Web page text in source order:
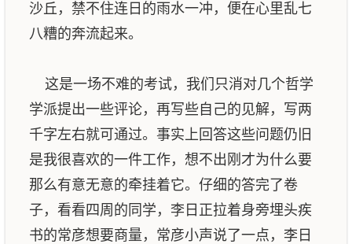
沙丘，禁不住连日的雨水一冲，便在心里乱七
八糟的奔流起来。
这是一场不难的考试，我们只消对几个哲学
学派提出一些评论，再写些自己的见解，写两
千字左右就可通过。事实上回答这些问题仍旧
是我很喜欢的一件工作，想不出刚才为什么要
那么有意无意的牵挂着它。仔细的答完了卷
子，看看四周的同学，李日正拉着身旁埋头疾
书的常彦想要商量，常彦小声说了一点，李日